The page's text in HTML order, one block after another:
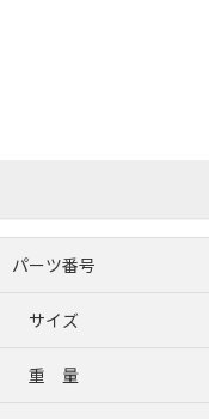
パーツ番号
サイズ
重 量